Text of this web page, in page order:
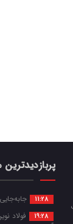
11:28
19:28
فولاد